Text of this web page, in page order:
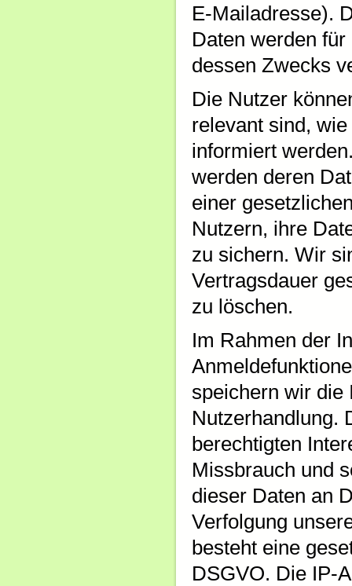
E-Mailadresse).
Daten werden
dessen Zwecks
Die Nutzer
relevant sind,
informiert
werden deren
einer
Nutzern, ihre
zu sichern. Wir
Vertragsdauer
zu löschen.
Im Rahmen der
speichern wir die
Nutzerhandlung.
berechtigten
Missbrauch und
dieser Daten an
Verfolgung
besteht eine
DSGVO. Die IP-